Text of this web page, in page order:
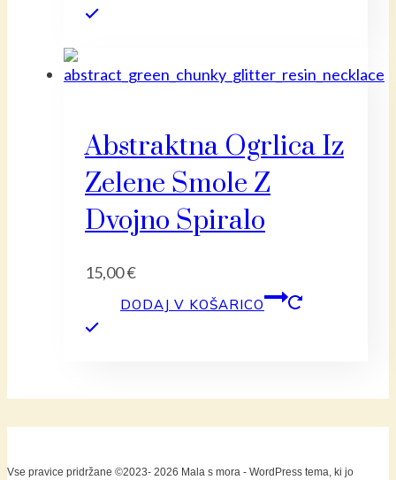
Abstraktna Ogrlica Iz
Zelene Smole Z
Dvojno Spiralo
15,00€
DODAJ V KOŠARICO
Vse pravice pridržane ©2023- 2026 Mala s mora - WordPress tema, ki jo